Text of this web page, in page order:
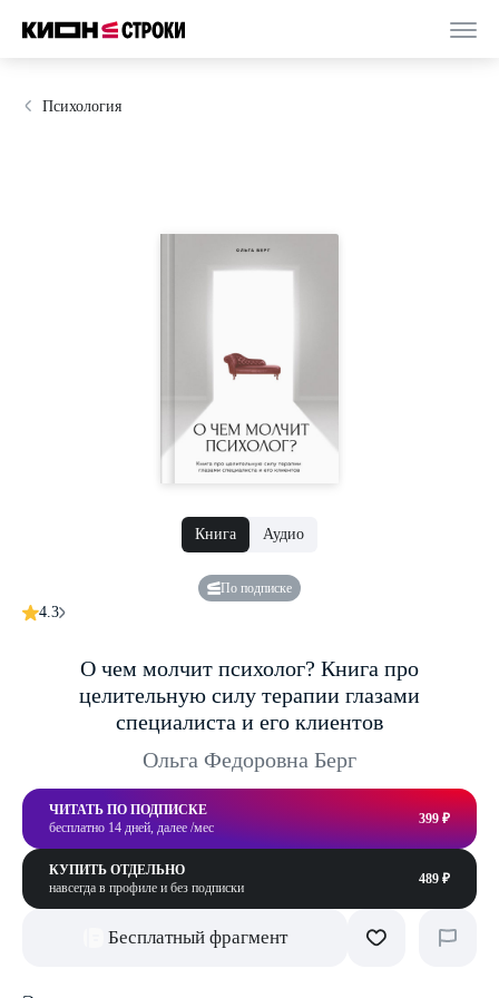
Психология
Книга Аудио
По подписке
4.3
О чем молчит психолог? Книга про
целительную силу терапии глазами
специалиста и его клиентов
Ольга Федоровна Берг
ЧИТАТЬ ПО ПОДПИСКЕ
бесплатно 14 дней, далее /мес
399 ₽
КУПИТЬ ОТДЕЛЬНО
навсегда в профиле и без подписки
489 ₽
Бесплатный фрагмент